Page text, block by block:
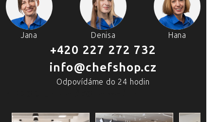
Jana Denisa Hana
+420 227 272 732
info@chefshop.cz
Odpovídáme do 24 hodin